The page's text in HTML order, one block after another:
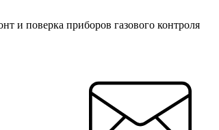
и поверка приборов газового контроля